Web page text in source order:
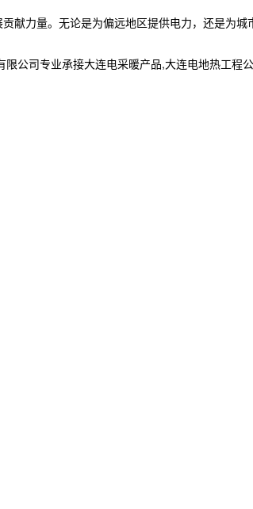
献力量。无论是为偏远地区提供电力，还是为
公司专业承接大连电采暖产品,大连电地热工程